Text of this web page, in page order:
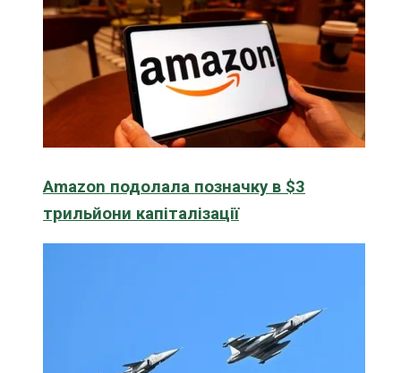
Amazon подолала позначку в $3
трильйони капіталізації